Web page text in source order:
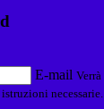
E-mail
necessarie.